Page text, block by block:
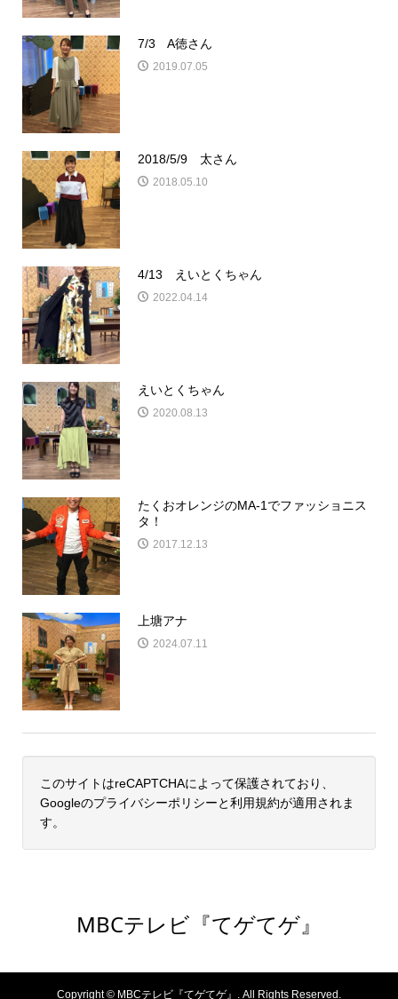
7/3 A徳さん
2019.07.05
2018/5/9 太さん
2018.05.10
4/13 えいとくちゃん
2022.04.14
えいとくちゃん
2020.08.13
たくおオレンジのMA-1でファッショニス
タ！
2017.12.13
上塘アナ
2024.07.11
このサイトはreCAPTCHAによって保護されており、
Googleのプライバシーポリシーと利用規約が適用されま
す。
MBCテレビ『てゲてゲ』
Copyright © MBCテレビ『てゲてゲ』. All Rights Reserved.